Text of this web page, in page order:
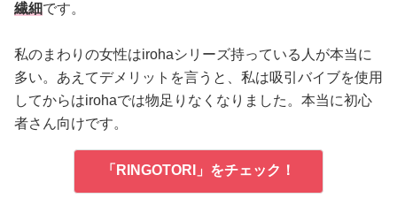
繊細です。
私のまわりの女性はirohaシリーズ持っている人が本当に
多い。あえてデメリットを言うと、私は吸引バイブを使用
してからはirohaでは物足りなくなりました。本当に初心
者さん向けです。
「RINGOTORI」をチェック！